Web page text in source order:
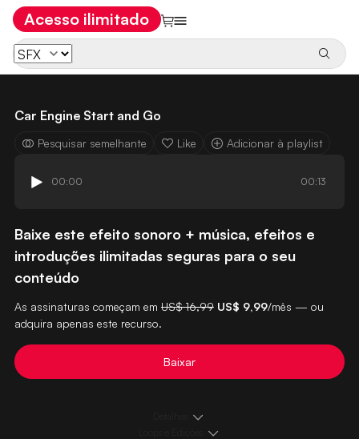
Acesso ilimitado
Car Engine Start and Go
Pesquisar semelhante Like Adicionar à playlist
00:00 00:13
Baixe este efeito sonoro + música, efeitos e
introduções ilimitadas seguras para o seu
conteúdo
As assinaturas começam em US$ 16,99 US$ 9,99/mês — ou
adquira apenas este recurso.
Baixar